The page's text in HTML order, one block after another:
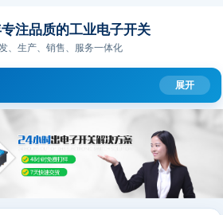
注品质的工业电子开关
、生产、销售、服务一体化